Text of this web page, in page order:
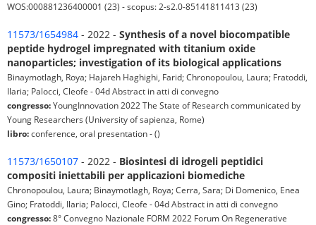
WOS:000881236400001 (23) - scopus: 2-s2.0-85141811413 (23)
11573/1654984 - 2022 - Synthesis of a novel biocompatible
peptide hydrogel impregnated with titanium oxide
nanoparticles; investigation of its biological applications
Binaymotlagh, Roya; Hajareh Haghighi, Farid; Chronopoulou, Laura; Fratoddi,
Ilaria; Palocci, Cleofe - 04d Abstract in atti di convegno
congresso:YoungInnovation 2022 The State of Research communicated by
Young Researchers (University of sapienza, Rome)
libro:conference, oral presentation - ()
11573/1650107 - 2022 - Biosintesi di idrogeli peptidici
compositi iniettabili per applicazioni biomediche
Chronopoulou, Laura; Binaymotlagh, Roya; Cerra, Sara; Di Domenico, Enea
Gino; Fratoddi, Ilaria; Palocci, Cleofe - 04d Abstract in atti di convegno
congresso:8° Convegno Nazionale FORM 2022 Forum On Regenerative